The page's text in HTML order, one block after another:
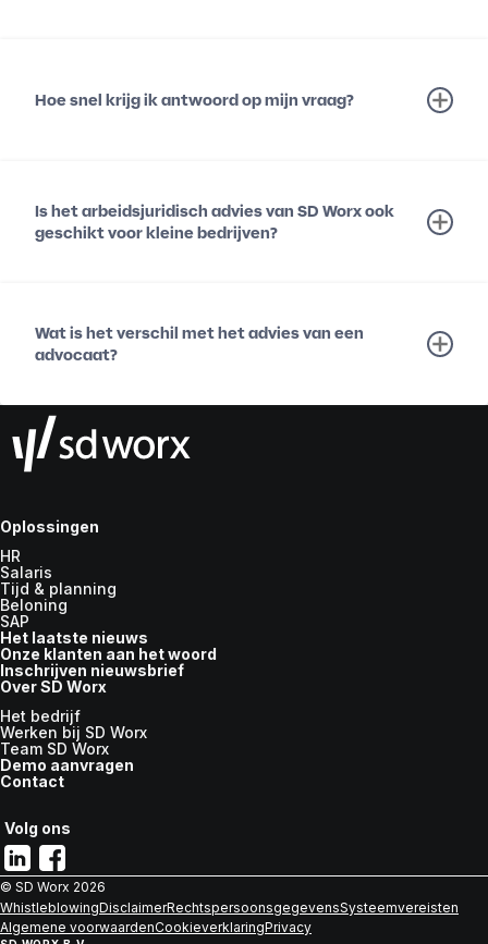
Hoe snel krijg ik antwoord op mijn vraag?
Is het arbeidsjuridisch advies van SD Worx ook
geschikt voor kleine bedrijven?
Wat is het verschil met het advies van een
advocaat?
Oplossingen
HR
Salaris
Tijd & planning
Beloning
SAP
Het laatste nieuws
Onze klanten aan het woord
Inschrijven nieuwsbrief
Over SD Worx
Het bedrijf
Werken bij SD Worx
Team SD Worx
Demo aanvragen
Contact
Volg ons
© SD Worx 2026
WhistleblowingDisclaimerRechtspersoonsgegevensSysteemvereisten
Algemene voorwaardenCookieverklaringPrivacy